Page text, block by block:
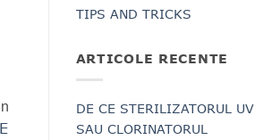
TIPS AND TRICKS
ARTICOLE RECENTE
DE CE STERILIZATORUL UV
SAU CLORINATORUL